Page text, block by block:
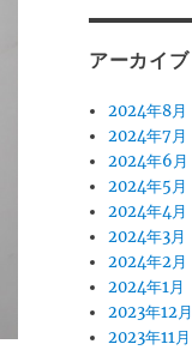
アーカイブ
2024年8月
2024年7月
2024年6月
2024年5月
2024年4月
2024年3月
2024年2月
2024年1月
2023年12月
2023年11月